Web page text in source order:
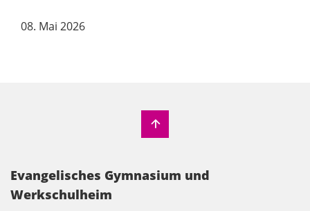
08. Mai 2026
Evangelisches Gymnasium und
Werkschulheim